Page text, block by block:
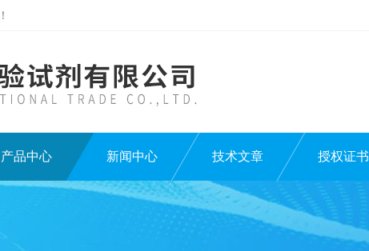
产品中心 新闻中心 技术文章 授权证书